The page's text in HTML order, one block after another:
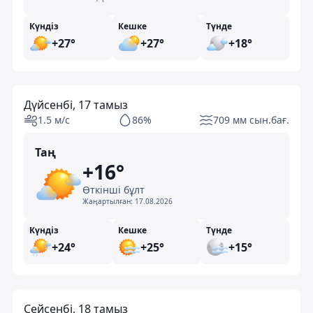
Күндіз
+27°
Кешке
+27°
Түнде
+18°
Дүйсенбі, 17 тамыз
1.5 м/с 86% 709 мм сын.бағ.
Таң
+16°
Өткінші бұлт
Жаңартылған: 17.08.2026
Күндіз
+24°
Кешке
+25°
Түнде
+15°
Сейсенбі, 18 тамыз